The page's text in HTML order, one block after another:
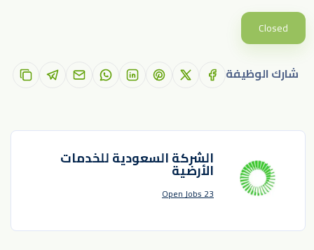
Closed
شارك الوظيفة
الشركة السعودية للخدمات
الأرضية
23 Open Jobs